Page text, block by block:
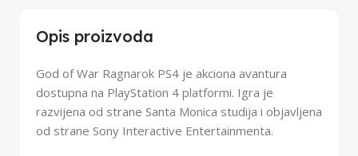
Opis proizvoda
God of War Ragnarok PS4 je akciona avantura
dostupna na PlayStation 4 platformi. Igra je
razvijena od strane Santa Monica studija i objavljena
od strane Sony Interactive Entertainmenta.